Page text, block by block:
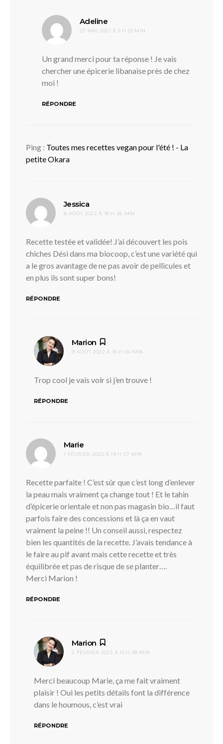
Adeline
27 MAI 2021 À 5 H 53 MIN
Un grand merci pour ta réponse ! Je vais
chercher une épicerie libanaise près de chez
moi !
RÉPONDRE
Ping : Toutes mes recettes vegan pour l'été ! - La
petite Okara
Jessica
8 AOÛT 2022 À 18 H 26 MIN
Recette testée et validée! J’ai découvert les pois
chiches Dési dans ma biocoop, c’est une variété qui
a le gros avantage de ne pas avoir de pellicules et
en plus ils sont super bons!
RÉPONDRE
Marion
9 AOÛT 2022 À 18 H 04 MIN
Trop cool je vais voir si j’en trouve !
RÉPONDRE
Marie
1 FÉVRIER 2023 À 19 H 07 MIN
Recette parfaite ! C’est sûr que c’est long d’enlever
la peau mais vraiment ça change tout ! Et le tahin
d’épicerie orientale et non pas magasin bio…il faut
parfois faire des concessions et là ça en vaut
vraiment la peine !! Un conseil aussi, respectez
bien les quantités de la recette. J’avais tendance à
le faire au pif avant mais cette recette et très
équilibrée et pas de risque de se planter….
Merci Marion !
RÉPONDRE
Marion
2 FÉVRIER 2023 À 15 H 38 MIN
Merci beaucoup Marie, ça me fait vraiment
plaisir ! Oui les petits détails font la différence
dans le houmous, c’est vrai
RÉPONDRE